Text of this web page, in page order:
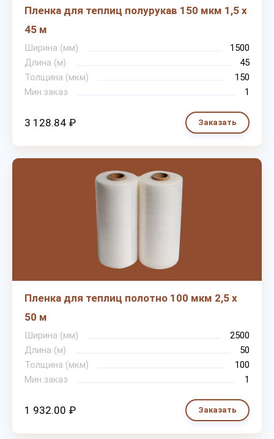
Пленка для теплиц полурукав 150 мкм 1,5 х
45 м
Ширина (мм)
1500
Длина (м)
45
Толщина (мкм)
150
Мин.заказ
1
3 128.84 ₽ Заказать
Пленка для теплиц полотно 100 мкм 2,5 х
50 м
Ширина (мм)
2500
Длина (м)
50
Толщина (мкм)
100
Мин.заказ
1
1 932.00 ₽ Заказать